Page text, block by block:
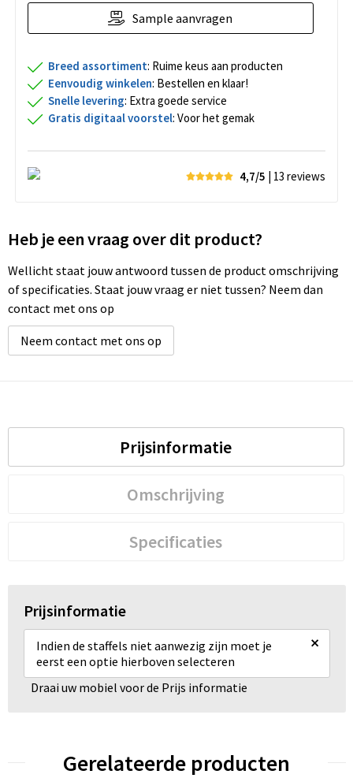
Sample aanvragen
Breed assortiment: Ruime keus aan producten
Eenvoudig winkelen: Bestellen en klaar!
Snelle levering: Extra goede service
Gratis digitaal voorstel: Voor het gemak
4,7/5 | 13 reviews
Heb je een vraag over dit product?
Wellicht staat jouw antwoord tussen de product omschrijving
of specificaties. Staat jouw vraag er niet tussen? Neem dan
contact met ons op
Neem contact met ons op
Prijsinformatie
Omschrijving
Specificaties
Prijsinformatie
Indien de staffels niet aanwezig zijn moet je
eerst een optie hierboven selecteren
×
Draai uw mobiel voor de Prijs informatie
Gerelateerde producten